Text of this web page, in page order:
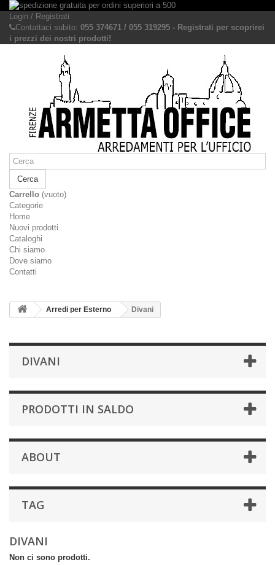
Login / Registrati
Contattaci subito: 055 374671 / 055 319295 - Registrati per scoprirei
i prezzi dei nostri prodotti!
Cerca
Carrello (vuoto)
Categorie
Home
Nuovi prodotti
Cataloghi
Chi siamo
Dove siamo
Contatti
Arredi per Esterno Divani
DIVANI
PRODOTTI IN SALDO
ABOUT
TAG
DIVANI
Non ci sono prodotti.